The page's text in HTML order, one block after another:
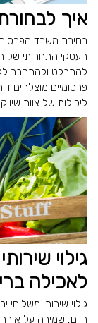
איך
בחירת משרד
העסקי התחרותי של
להתבלט ולהתחבר
פרסומיים מוצלחים
ליכולות של צוות
גילוי
לאכילה
גילוי שירותי
היום, שמירה על